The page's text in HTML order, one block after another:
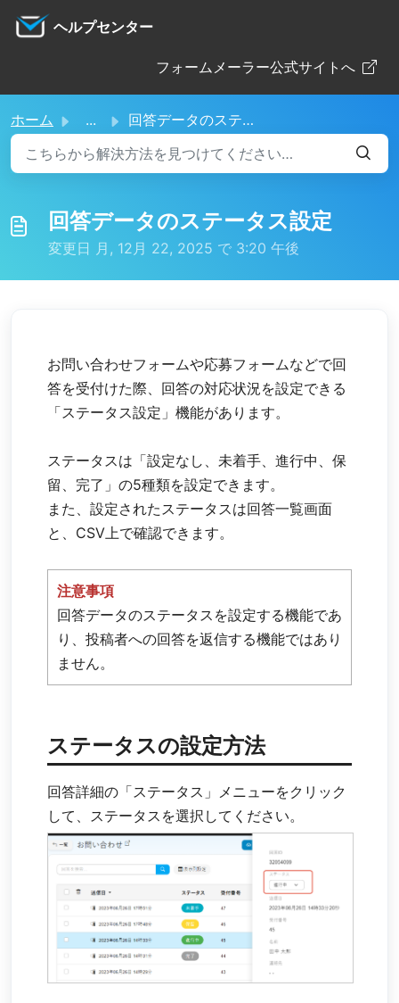
ヘルプセンター
フォームメーラー公式サイトへ
ホーム ... 回答データのステータス設定
回答データのステータス設定
変更日 月, 12月 22, 2025 で 3:20 午後
お問い合わせフォームや応募フォームなどで回
答を受付けた際、回答の対応状況を設定できる
「ステータス設定」機能があります。
ステータスは「設定なし、未着手、進行中、保
留、完了」の5種類を設定できます。
また、設定されたステータスは回答一覧画面
と、CSV上で確認できます。
注意事項
回答データのステータスを設定する機能であ
り、投稿者への回答を返信する機能ではあり
ません。
ステータスの設定方法
回答詳細の「ステータス」メニューをクリック
して、ステータスを選択してください。